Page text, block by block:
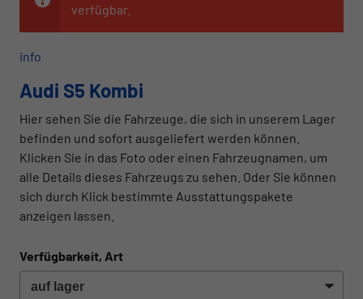
verfügbar.
info
Audi S5 Kombi
Hier sehen Sie die Fahrzeuge, die sich in unserem Lager
befinden und sofort ausgeliefert werden können.
Klicken Sie in das Foto oder einen Fahrzeugnamen, um
alle Details dieses Fahrzeugs zu sehen. Oder Sie können
sich durch Klick bestimmte Ausstattungspakete
anzeigen lassen.
Verfügbarkeit, Art